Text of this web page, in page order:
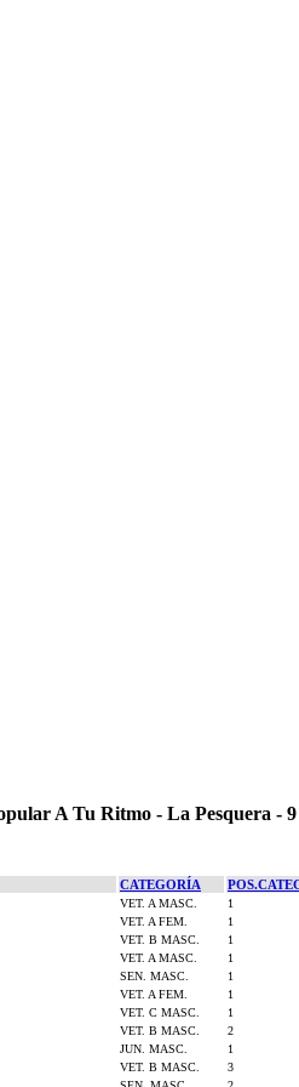
A Tu Ritmo - La Pesquera -
CATEGORÍA
VET. A MASC. 1
VET. A FEM. 1
VET. B MASC. 1
VET. A MASC. 1
SEN. MASC. 1
VET. A FEM. 1
VET. C MASC. 1
VET. B MASC. 2
JUN. MASC. 1
VET. B MASC. 3